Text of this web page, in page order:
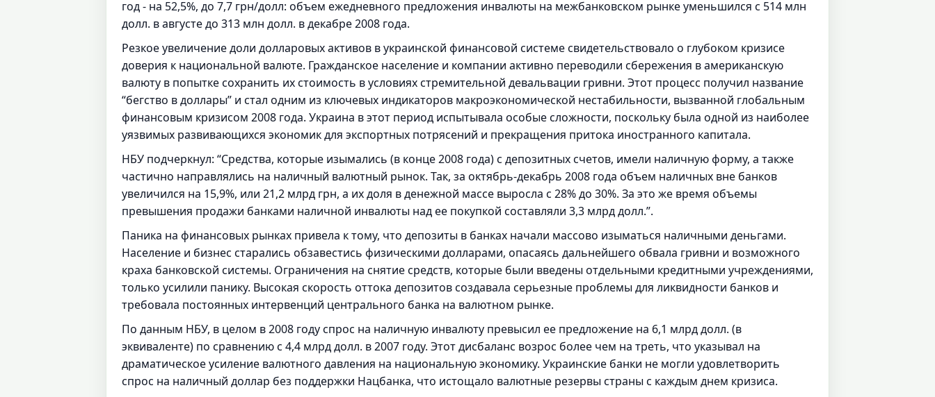
год - на 52,5%, до 7,7 грн/долл: объем ежедневного предложения инвалюты на межбанковском рынке уменьшился с 514 млн
долл. в августе до 313 млн долл. в декабре 2008 года.
Резкое увеличение доли долларовых активов в украинской финансовой системе свидетельствовало о глубоком кризисе
доверия к национальной валюте. Гражданское население и компании активно переводили сбережения в американскую
валюту в попытке сохранить их стоимость в условиях стремительной девальвации гривни. Этот процесс получил название
“бегство в доллары” и стал одним из ключевых индикаторов макроэкономической нестабильности, вызванной глобальным
финансовым кризисом 2008 года. Украина в этот период испытывала особые сложности, поскольку была одной из наиболее
уязвимых развивающихся экономик для экспортных потрясений и прекращения притока иностранного капитала.
НБУ подчеркнул: “Средства, которые изымались (в конце 2008 года) с депозитных счетов, имели наличную форму, а также
частично направлялись на наличный валютный рынок. Так, за октябрь-декабрь 2008 года объем наличных вне банков
увеличился на 15,9%, или 21,2 млрд грн, а их доля в денежной массе выросла с 28% до 30%. За это же время объемы
превышения продажи банками наличной инвалюты над ее покупкой составляли 3,3 млрд долл.”.
Паника на финансовых рынках привела к тому, что депозиты в банках начали массово изыматься наличными деньгами.
Население и бизнес старались обзавестись физическими долларами, опасаясь дальнейшего обвала гривни и возможного
краха банковской системы. Ограничения на снятие средств, которые были введены отдельными кредитными учреждениями,
только усилили панику. Высокая скорость оттока депозитов создавала серьезные проблемы для ликвидности банков и
требовала постоянных интервенций центрального банка на валютном рынке.
По данным НБУ, в целом в 2008 году спрос на наличную инвалюту превысил ее предложение на 6,1 млрд долл. (в
эквиваленте) по сравнению с 4,4 млрд долл. в 2007 году. Этот дисбаланс возрос более чем на треть, что указывал на
драматическое усиление валютного давления на национальную экономику. Украинские банки не могли удовлетворить
спрос на наличный доллар без поддержки Нацбанка, что истощало валютные резервы страны с каждым днем кризиса.